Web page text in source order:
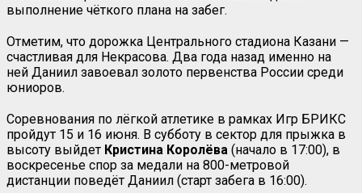
выполнение чёткого плана на забег.
Отметим, что дорожка Центрального стадиона Казани —
счастливая для Некрасова. Два года назад именно на
ней Даниил завоевал золото первенства России среди
юниоров.
Соревнования по лёгкой атлетике в рамках Игр БРИКС
пройдут 15 и 16 июня. В субботу в сектор для прыжка в
высоту выйдет Кристина Королёва (начало в 17:00), в
воскресенье спор за медали на 800-метровой
дистанции поведёт Даниил (старт забега в 16:00).